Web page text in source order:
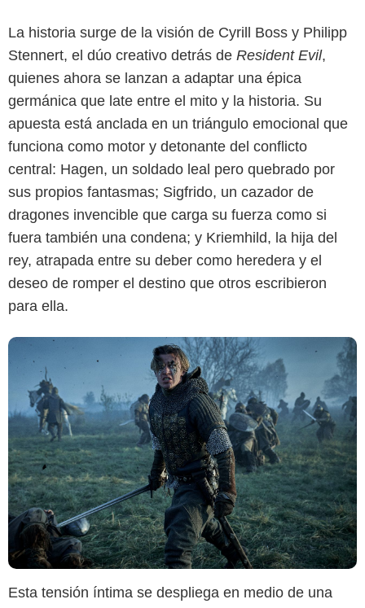
La historia surge de la visión de Cyrill Boss y Philipp
Stennert, el dúo creativo detrás de Resident Evil,
quienes ahora se lanzan a adaptar una épica
germánica que late entre el mito y la historia. Su
apuesta está anclada en un triángulo emocional que
funciona como motor y detonante del conflicto
central: Hagen, un soldado leal pero quebrado por
sus propios fantasmas; Sigfrido, un cazador de
dragones invencible que carga su fuerza como si
fuera también una condena; y Kriemhild, la hija del
rey, atrapada entre su deber como heredera y el
deseo de romper el destino que otros escribieron
para ella.
Esta tensión íntima se despliega en medio de una